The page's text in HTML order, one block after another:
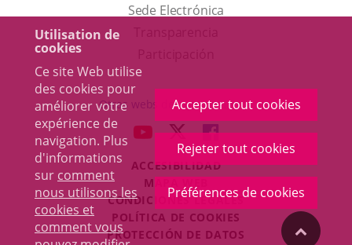
Utilisation de
cookies
Ce site Web utilise
des cookies pour
améliorer votre
expérience de
navigation. Plus
d'informations
sur comment
nous utilisons les
cookies et
comment vous
Accepter tout cookies
Rejeter tout cookies
Préférences de cookies
enlace
una
ventana
nueva.
Sede Electrónica
externa.
Otras webs del ayuntamiento
ENLACE
UNA
APLICACIÓN
EXTERNA.
ENLACE
A
UNA
APLICACIÓN
EXTERNA.
ENLACE
A
UNA
APLICACIÓN
EXTERNA.
ACCESIBILIDAD
MAPA WEB
CONDICIONES LEGALES
POLÍTICA DE COOKIES
PROTECCIÓN DE DATOS
"Volver